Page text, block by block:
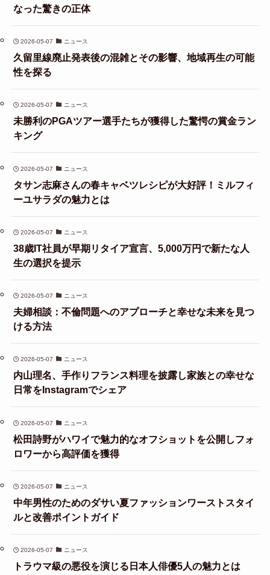
なった驚きの正体
2026-05-07 ニュース
久留里線廃止発表後の混雑とその影響、地域再生の可能
性を探る
2026-05-07 ニュース
未勝利のPGAツアー選手たちが獲得した驚愕の賞金ラン
キング
2026-05-07 ニュース
タサン志麻さんの春キャベツレシピが大好評！ミルフィ
ーユサラダの魅力とは
2026-05-07 ニュース
38歳IT社員が早期リタイア宣言、5,000万円で新たな人
生の選択を提示
2026-05-07 ニュース
夫婦相談：不倫問題へのアプローチと幸せな未来を見つ
ける方法
2026-05-07 ニュース
内山理名、手作りフランス料理を披露し家族との幸せな
日常をInstagramでシェア
2026-05-07 ニュース
松田詩野がハワイで魅力的なオフショットを公開しフォ
ロワーから高評価を獲得
2026-05-07 ニュース
中年男性のためのダサい夏ファッションワーストスタイ
ルと改善ポイントガイド
2026-05-07 ニュース
トラウマ級の悪役を演じる日本人俳優5人の魅力とは